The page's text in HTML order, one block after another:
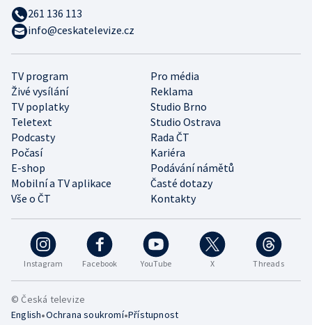
Instagram Facebook YouTube X Threads
TV program
Pro média
Živé vysílání
Reklama
TV poplatky
Studio Brno
Teletext
Studio Ostrava
Podcasty
Rada ČT
Počasí
Kariéra
E-shop
Podávání námětů
Mobilní a TV aplikace
Časté dotazy
Vše o ČT
Kontakty
261 136 113
info@ceskatelevize.cz
© Česká televize
English•Ochrana soukromí•Přístupnost